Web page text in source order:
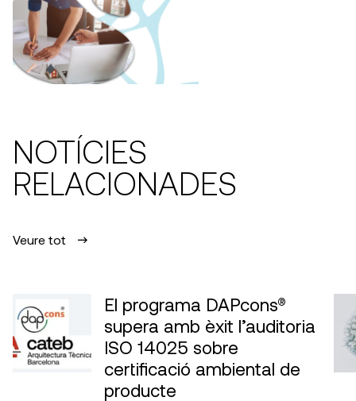
NOTÍCIES
RELACIONADES
Veure tot
El programa DAPcons®
supera amb èxit l’auditoria
ISO 14025 sobre
certificació ambiental de
producte